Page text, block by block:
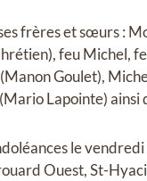
frères et sœurs :
feu Michel,
Goulet),
Lapointe) ainsi
le
Ouest, St-